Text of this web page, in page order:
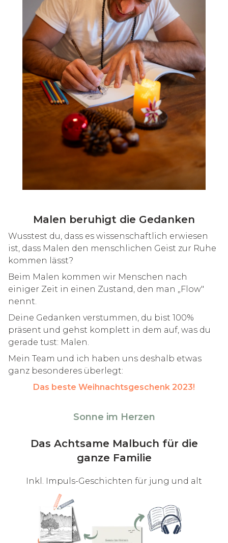
Malen beruhigt die Gedanken
Wusstest du, dass es wissenschaftlich erwiesen
ist, dass Malen den menschlichen Geist zur Ruhe
kommen lässt?
Beim Malen kommen wir Menschen nach
einiger Zeit in einen Zustand, den man „Flow"
nennt.
Deine Gedanken verstummen, du bist 100%
präsent und gehst komplett in dem auf, was du
gerade tust: Malen.
Mein Team und ich haben uns deshalb etwas
ganz besonderes überlegt:
Das beste Weihnachtsgeschenk 2023!
Sonne im Herzen
Das Achtsame Malbuch für die
ganze Familie
Inkl. Impuls-Geschichten für jung und alt